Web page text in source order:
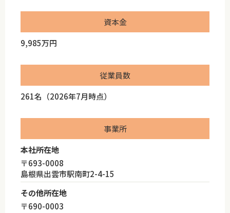
資本金
9,985万円
従業員数
261名（2026年7月時点）
事業所
本社所在地
〒693-0008
島根県出雲市駅南町2-4-15
その他所在地
〒690-0003